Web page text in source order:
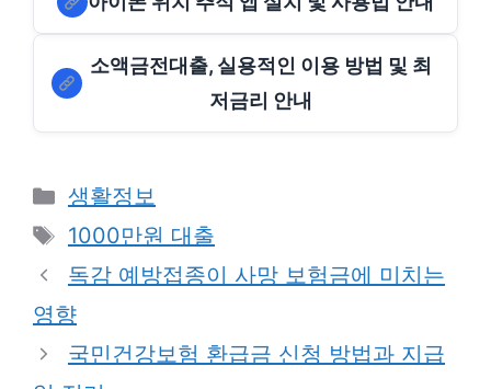
소액금전대출, 실용적인 이용 방법 및 최
저금리 안내
Categories
생활정보
Tags
1000만원 대출
독감 예방접종이 사망 보험금에 미치는
영향
국민건강보험 환급금 신청 방법과 지급